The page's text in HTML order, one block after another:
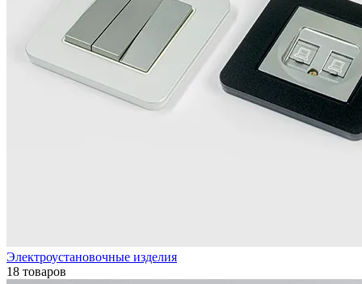
Электроустановочные изделия
18 товаров